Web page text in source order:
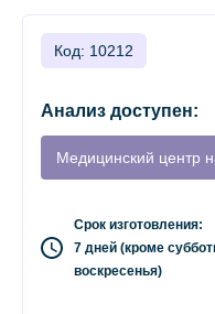
Код: 10212
Анализ доступен:
Медицинский центр
Срок изготовления:
7 дней (кроме
воскресенья)